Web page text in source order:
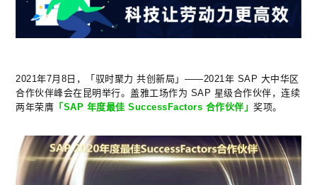
2021年7月8日，「驭时聚力 共创新局」——2021年 SAP 大中华区
合作伙伴峰会在昆明举行。盖雅工场作为 SAP 星级合作伙伴，连续
两年荣膺 「SAP 年度最佳 SuccessFactors 合作伙伴」奖项。